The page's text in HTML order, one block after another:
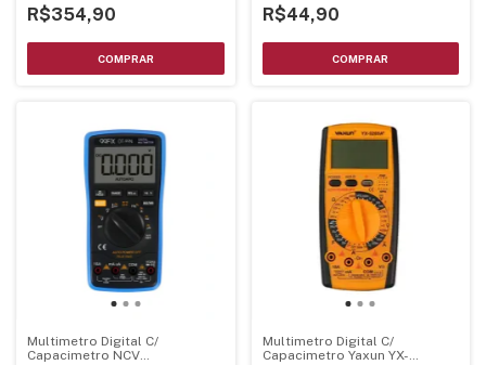
R$354,90 R$44,90
Multimetro Digital C/
Capacimetro NCV
Multimetro Digital C/
Capacimetro Yaxun YX-